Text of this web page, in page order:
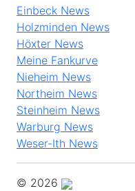
Einbeck News
Holzminden News
Höxter News
Meine Fankurve
Nieheim News
Northeim News
Steinheim News
Warburg News
Weser-Ith News
© 2026